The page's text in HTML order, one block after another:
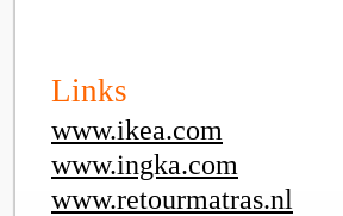
Links
www.ikea.com
www.ingka.com
www.retourmatras.nl